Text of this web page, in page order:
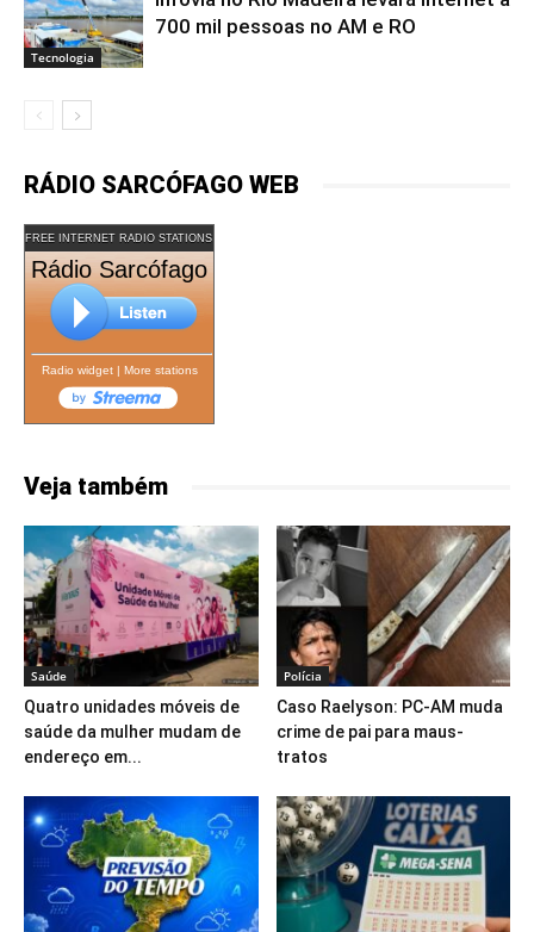
Tecnologia
700 mil pessoas no AM e RO
RÁDIO SARCÓFAGO WEB
FREE INTERNET RADIO STATIONS
Rádio Sarcófago
Radio widget| More stations
Veja também
Saúde
Quatro unidades móveis de
saúde da mulher mudam de
endereço em...
Polícia
Caso Raelyson: PC-AM muda
crime de pai para maus-
tratos